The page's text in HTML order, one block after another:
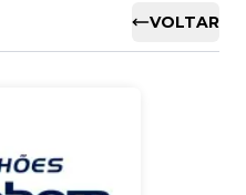
VOLTAR